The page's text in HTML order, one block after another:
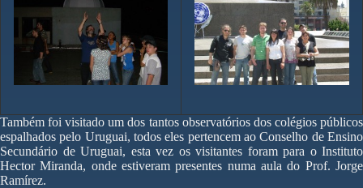
Também foi visitado um dos tantos observatórios dos colégios públicos
espalhados pelo Uruguai, todos eles pertencem ao Conselho de Ensino
Secundário de Uruguai, esta vez os visitantes foram para o Instituto
Hector Miranda, onde estiveram presentes numa aula do Prof. Jorge
Ramírez.